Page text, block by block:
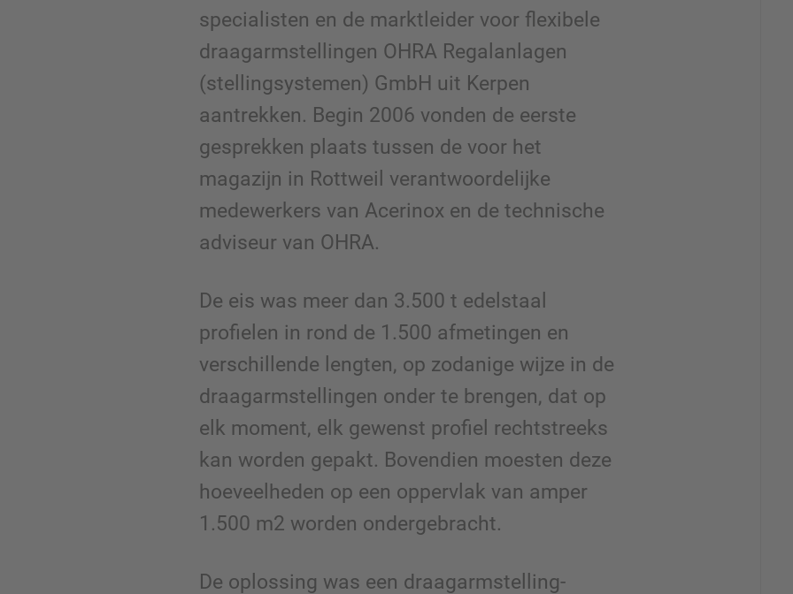
specialisten en de marktleider voor flexibele
draagarmstellingen OHRA Regalanlagen
(stellingsystemen) GmbH uit Kerpen
aantrekken. Begin 2006 vonden de eerste
gesprekken plaats tussen de voor het
magazijn in Rottweil verantwoordelijke
medewerkers van Acerinox en de technische
adviseur van OHRA.
De eis was meer dan 3.500 t edelstaal
profielen in rond de 1.500 afmetingen en
verschillende lengten, op zodanige wijze in de
draagarmstellingen onder te brengen, dat op
elk moment, elk gewenst profiel rechtstreeks
kan worden gepakt. Bovendien moesten deze
hoeveelheden op een oppervlak van amper
1.500 m2 worden ondergebracht.
De oplossing was een draagarmstelling-